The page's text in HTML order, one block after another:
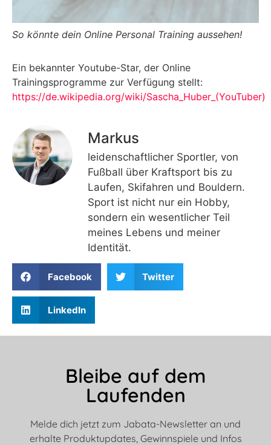
So könnte dein Online Personal Training aussehen!
Ein bekannter Youtube-Star, der Online
Trainingsprogramme zur Verfügung stellt:
https://de.wikipedia.org/wiki/Sascha_Huber_(YouTuber)
Markus
leidenschaftlicher Sportler, von
Fußball über Kraftsport bis zu
Laufen, Skifahren und Bouldern.
Sport ist nicht nur ein Hobby,
sondern ein wesentlicher Teil
meines Lebens und meiner
Identität.
Facebook Twitter
LinkedIn
Bleibe auf dem
Laufenden
Melde dich jetzt zum Jabata-Newsletter an und
erhalte Produktupdates, Gewinnspiele und Infos